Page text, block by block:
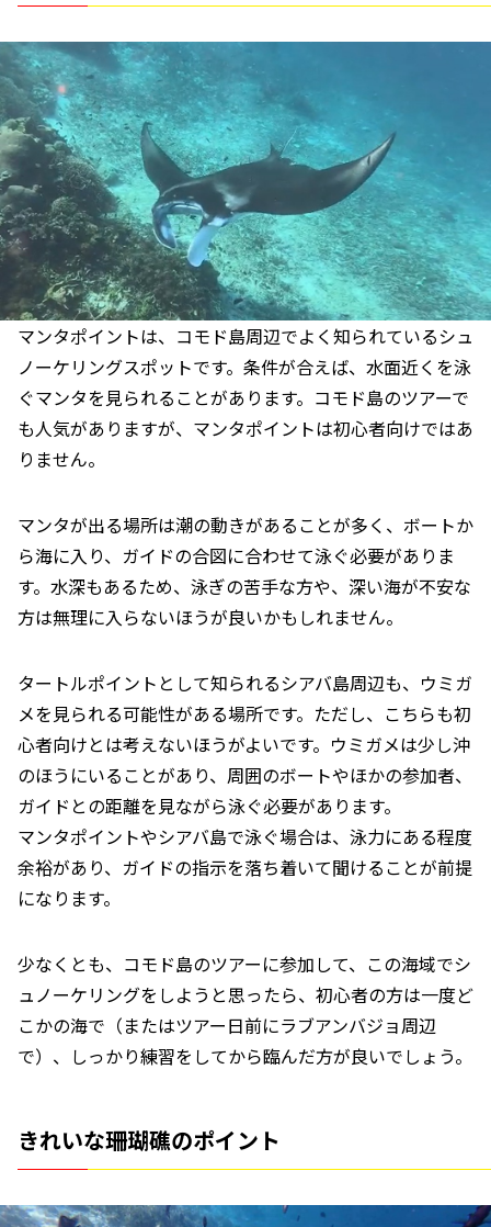
マンタポイントは、コモド島周辺でよく知られているシュ
ノーケリングスポットです。条件が合えば、水面近くを泳
ぐマンタを見られることがあります。コモド島のツアーで
も人気がありますが、マンタポイントは初心者向けではあ
りません。
マンタが出る場所は潮の動きがあることが多く、ボートか
ら海に入り、ガイドの合図に合わせて泳ぐ必要がありま
す。水深もあるため、泳ぎの苦手な方や、深い海が不安な
方は無理に入らないほうが良いかもしれません。
タートルポイントとして知られるシアバ島周辺も、ウミガ
メを見られる可能性がある場所です。ただし、こちらも初
心者向けとは考えないほうがよいです。ウミガメは少し沖
のほうにいることがあり、周囲のボートやほかの参加者、
ガイドとの距離を見ながら泳ぐ必要があります。
マンタポイントやシアバ島で泳ぐ場合は、泳力にある程度
余裕があり、ガイドの指示を落ち着いて聞けることが前提
になります。
少なくとも、コモド島のツアーに参加して、この海域でシ
ュノーケリングをしようと思ったら、初心者の方は一度ど
こかの海で（またはツアー日前にラブアンバジョ周辺
で）、しっかり練習をしてから臨んだ方が良いでしょう。
きれいな珊瑚礁のポイント